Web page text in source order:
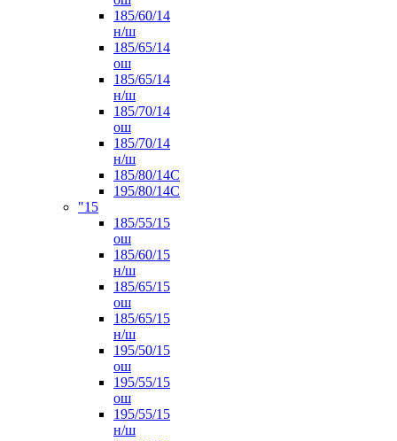
185/60/14
н/ш
185/65/14
ош
185/65/14
н/ш
185/70/14
ош
185/70/14
н/ш
185/80/14С
195/80/14C
"15
185/55/15
ош
185/60/15
н/ш
185/65/15
ош
185/65/15
н/ш
195/50/15
ош
195/55/15
ош
195/55/15
н/ш